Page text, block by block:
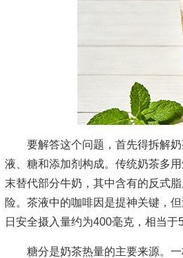
要解答这个问题，首先得拆解奶
液、糖和添加剂构成。传统奶茶多
末替代部分牛奶，其中含有的反式
险。茶液中的咖啡因是提神关键，
日安全摄入量约为400毫克，相当于
糖分是奶茶热量的主要来源。一